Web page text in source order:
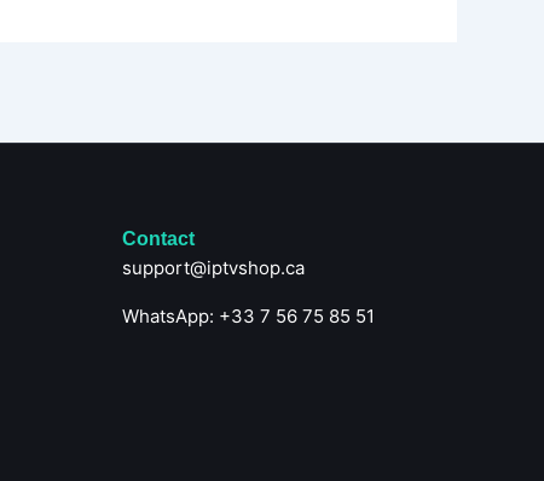
Contact
support@iptvshop.ca
WhatsApp: +33 7 56 75 85 51